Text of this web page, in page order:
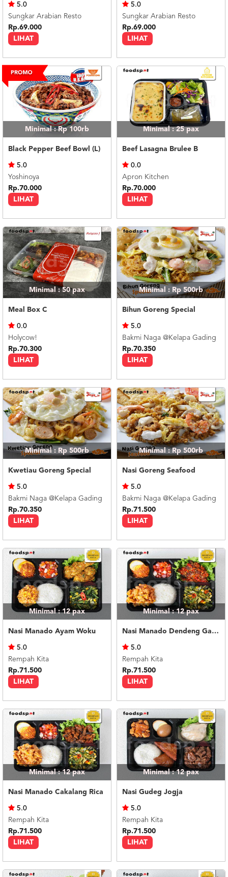
LIHAT
5.0
Sungkar Arabian Resto
Rp.69.000
LIHAT
5.0
Sungkar Arabian Resto
Rp.69.000
Minimal : Rp 100rb
Black Pepper Beef Bowl (L)
LIHAT
5.0
Yoshinoya
Rp.70.000
Minimal : 25pax
Beef Lasagna Brulee B
LIHAT
0.0
Apron Kitchen
Rp.70.000
Minimal : 50pax
Meal Box C
LIHAT
0.0
Holycow!
Rp.70.300
Minimal : Rp 500rb
Bihun Goreng Special
LIHAT
5.0
Bakmi Naga @Kelapa Gading
Rp.70.350
Minimal : Rp 500rb
Kwetiau Goreng Special
LIHAT
5.0
Bakmi Naga @Kelapa Gading
Rp.70.350
Minimal : Rp 500rb
Nasi Goreng Seafood
LIHAT
5.0
Bakmi Naga @Kelapa Gading
Rp.71.500
Minimal : 12pax
Nasi Manado Ayam Woku
LIHAT
5.0
Rempah Kita
Rp.71.500
Minimal : 12pax
Nasi Manado Dendeng Garo Rica
LIHAT
5.0
Rempah Kita
Rp.71.500
Minimal : 12pax
Nasi Manado Cakalang Rica
LIHAT
5.0
Rempah Kita
Rp.71.500
Minimal : 12pax
Nasi Gudeg Jogja
LIHAT
5.0
Rempah Kita
Rp.71.500